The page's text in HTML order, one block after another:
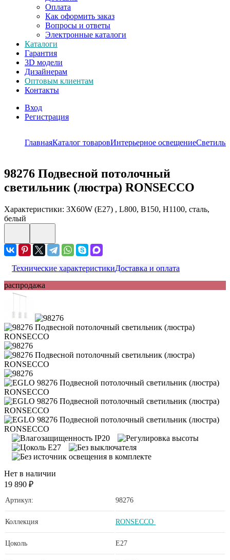
Оплата
Как оформить заказ
Вопросы и ответы
Электронные каталоги
Каталоги
Гарантия
3D модели
Дизайнерам
Оптовым клиентам
Контакты
Вход
Регистрация
ГлавнаяКаталог товаровИнтерьерное освещение
98276 Подвесной потолочный
светильник (люстра) RONSECCO
Характеристики: 3X60W (E27) , L800, B150, H1100, сталь,
белый
Технические характеристикиДоставка и оплата
распродажа
Нет в наличии
19 890 ₽
Артикул: 98276
Коллекция RONSECCO
Цоколь E27